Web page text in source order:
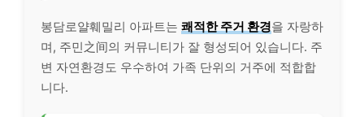
봉담로얄훼밀리 아파트는 쾌적한 주거 환경을 자랑하
며, 주민之间의 커뮤니티가 잘 형성되어 있습니다. 주
변 자연환경도 우수하여 가족 단위의 거주에 적합합
니다.